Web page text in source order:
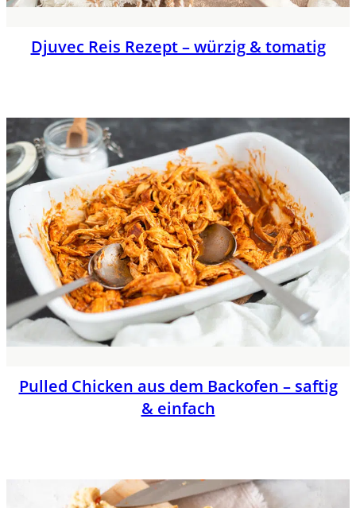
Djuvec Reis Rezept – würzig & tomatig
Pulled Chicken aus dem Backofen – saftig
& einfach